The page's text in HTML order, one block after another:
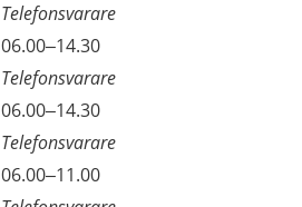
Telefonsvarare
06.00–14.30
Telefonsvarare
06.00–14.30
Telefonsvarare
06.00–11.00